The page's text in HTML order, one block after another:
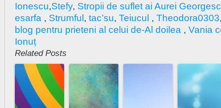
Ionescu,Stefy, Stropii de suflet ai Aurei
esarfa , Strumful , tac’su, Teiucul , Theodora0303
blog pentru prieteni al celui de-Al doilea , Vania
Ionuț
Related Posts